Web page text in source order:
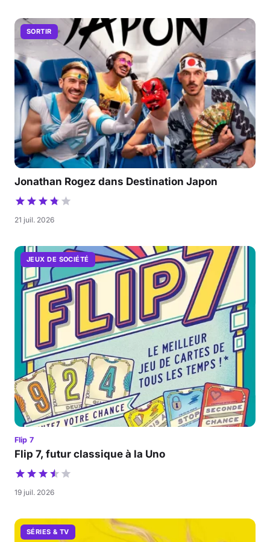
SORTIR
Jonathan Rogez dans Destination Japon
21 juil. 2026
JEUX DE SOCIÉTÉ
Flip 7
Flip 7, futur classique à la Uno
19 juil. 2026
SÉRIES & TV